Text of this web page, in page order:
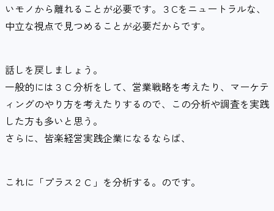
いモノから離れることが必要です。３Cをニュートラルな、
中立な視点で見つめることが必要だからです。
話しを戻しましょう。
一般的には３Ｃ分析をして、営業戦略を考えたり、マーケテ
ィングのやり方を考えたりするので、この分析や調査を実践
した方も多いと思う。
さらに、皆楽経営実践企業になるならば、
これに「プラス２Ｃ」を分析する。のです。